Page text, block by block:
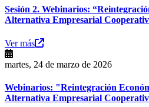
Sesión 2. Webinarios:
Alternativa Empresarial
Ver más
martes, 24 de marzo de 2026
Webinarios: "Reintegración
Alternativa Empresarial